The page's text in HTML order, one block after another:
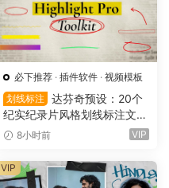
必下推荐 · 插件软件 · 视频模板
划线标注
达芬奇预设：20个
纪实纪录片风格划线标注文字
高亮突出标注划重点显示动画
8小时前 VIP
VIP